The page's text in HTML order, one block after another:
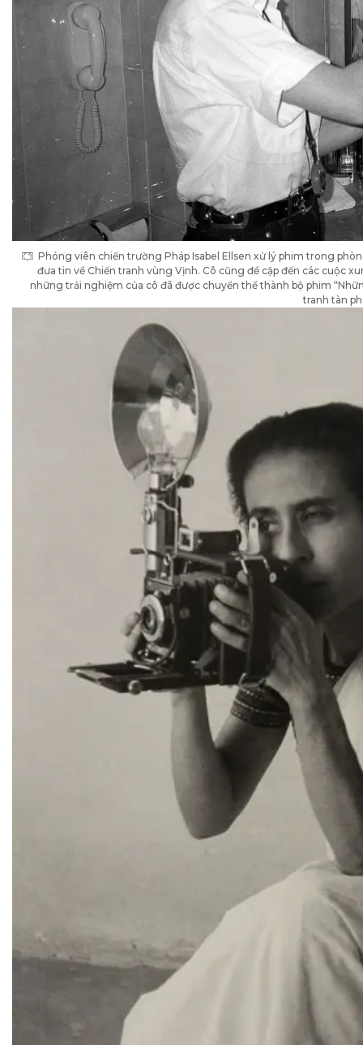
Phóng viên chiến trường Pháp Isabel Ellsen xử lý phim trong
đưa tin về Chiến tranh vùng Vịnh. Cô cũng đề cập đến các cuộc
những trải nghiệm của cô đã được chuyển thể thành bộ phim
tranh tàn